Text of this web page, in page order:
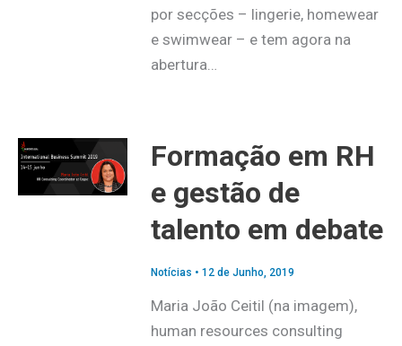
por secções – lingerie, homewear
e swimwear – e tem agora na
abertura…
Formação em RH
e gestão de
talento em debate
Notícias • 12 de Junho, 2019
Maria João Ceitil (na imagem),
human resources consulting